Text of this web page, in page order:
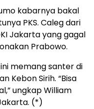
kabarnya bakal
PKS. Caleg dari
Jakarta yang gagal
Prabowo.
memang santer di
Kebon Sirih. “Bisa
ungkap William
(*)